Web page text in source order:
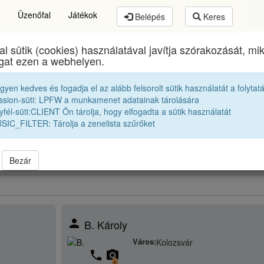
Üzenőfal Játékok Belépés Keres
Brassai Sámuel Líceumegykori diákjai 1967 11C
Osztálytársak
|1966 11A|1966 11B|1966 11C|
11A|1967 11B|
person B. Károly
Város:Kolozsvár
phone camera_alt
sütik (cookies) használatával javítja szórakozását,
ezen a webhelyen.
kedves és fogadja el az alább felsorolt sütik használatát a
süti: LPFW a munkamenet adatainak tárolására
süti:CLIENT Ön tárolja, hogy elfogadta a sütik használatát
Tárolja a zenelista szűrőket
Bezár